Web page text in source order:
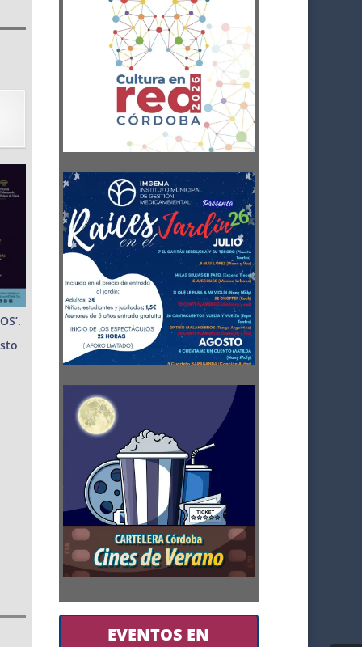
EVENTOS EN